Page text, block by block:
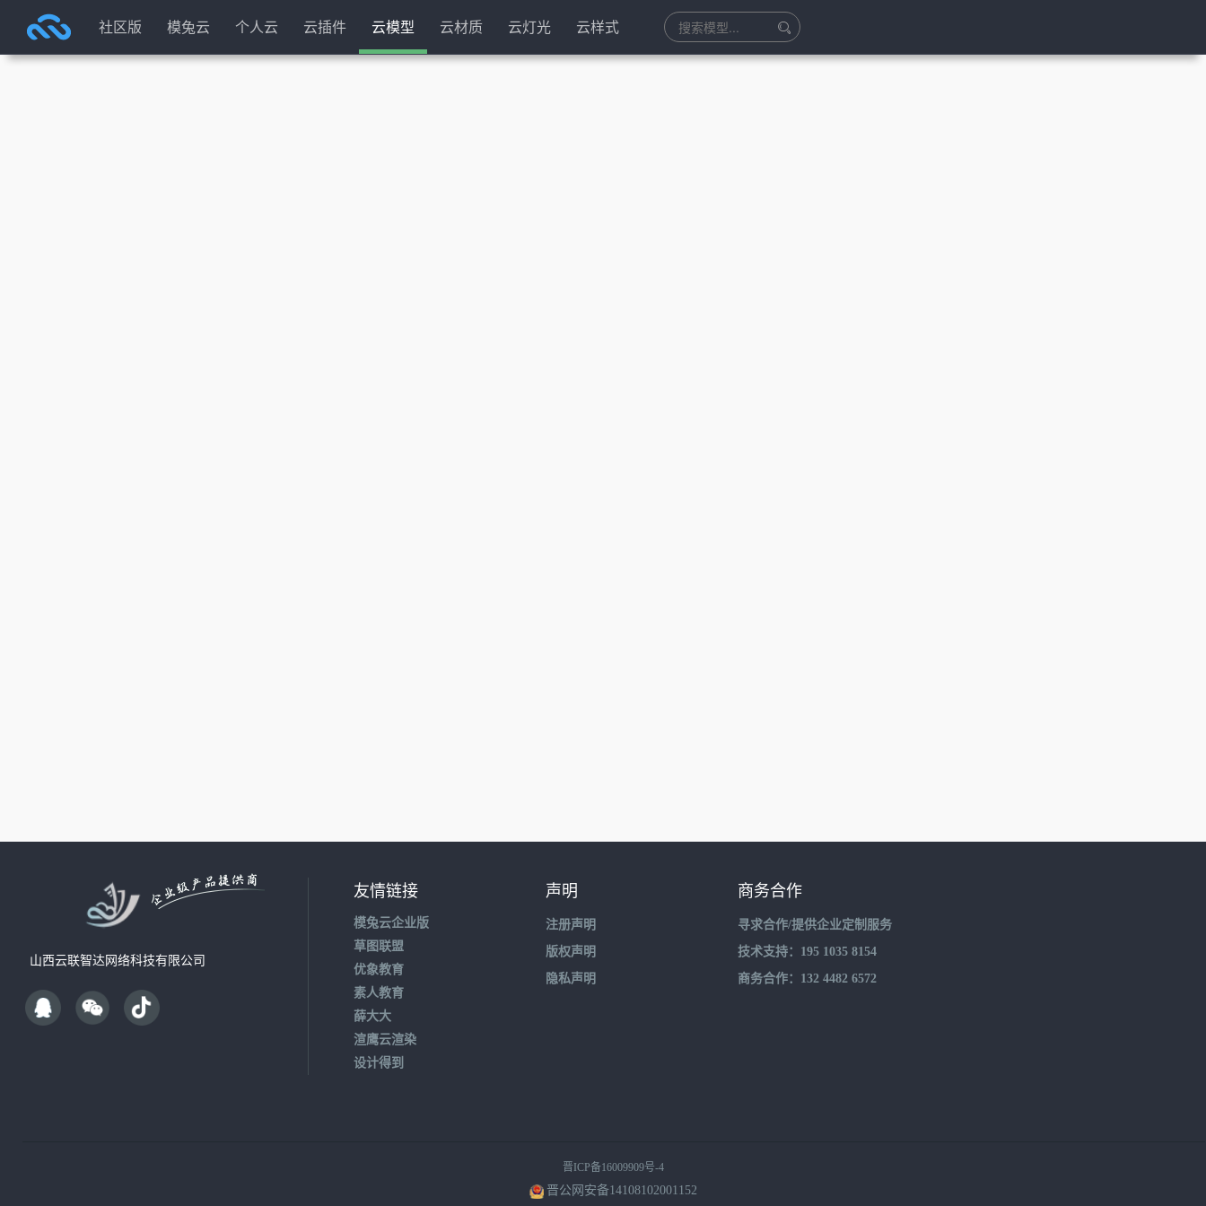
社区版 模兔云 个人云 云插件 云模型 云材质 云灯光 云样式
山西云联智达网络科技有限公司
友情链接
模兔云企业版
草图联盟
优象教育
素人教育
薛大大
渲鹰云渲染
设计得到
声明
注册声明
版权声明
隐私声明
商务合作
寻求合作/提供企业定制服务
技术支持：195 1035 8154
商务合作：132 4482 6572
晋ICP备16009909号-4
晋公网安备14108102001152